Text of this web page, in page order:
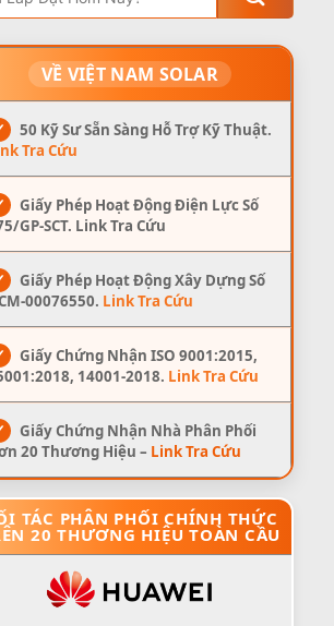
VỀ VIỆT NAM SOLAR
50 Kỹ Sư Sẵn Sàng Hỗ Trợ Kỹ Thuật.
Tra Cứu
Giấy Phép Hoạt Động Điện Lực Số
GP-SCT. Link Tra Cứu
Giấy Phép Hoạt Động Xây Dựng Số
00076550. Link Tra Cứu
Giấy Chứng Nhận ISO 9001:2015,
14001-2018. Link Tra Cứu
Giấy Chứng Nhận Nhà Phân Phối
20 Thương Hiệu – Link Tra Cứu
TÁC PHÂN PHỐI CHÍNH THỨC
20 THƯƠNG HIỆU TOÀN CẦU